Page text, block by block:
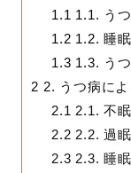
1.1 1.1. う
1.2 1.2. 睡
1.3 1.3. う
2 2. うつ病に
2.1 2.1. 不
2.2 2.2. 過
2.3 2.3. 睡